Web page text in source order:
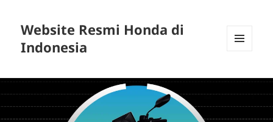
Website Resmi Honda di
Indonesia
WIDGET